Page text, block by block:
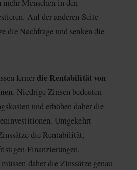
mehr Menschen in den
Auf der anderen Seite
die Nachfrage und senken die
fernerdie Rentabilität von
. Niedrige Zinsen bedeuten
und erhöhen daher die
Umgekehrt
die Rentabilität,
Finanzierungen.
daher die Zinssätze genau